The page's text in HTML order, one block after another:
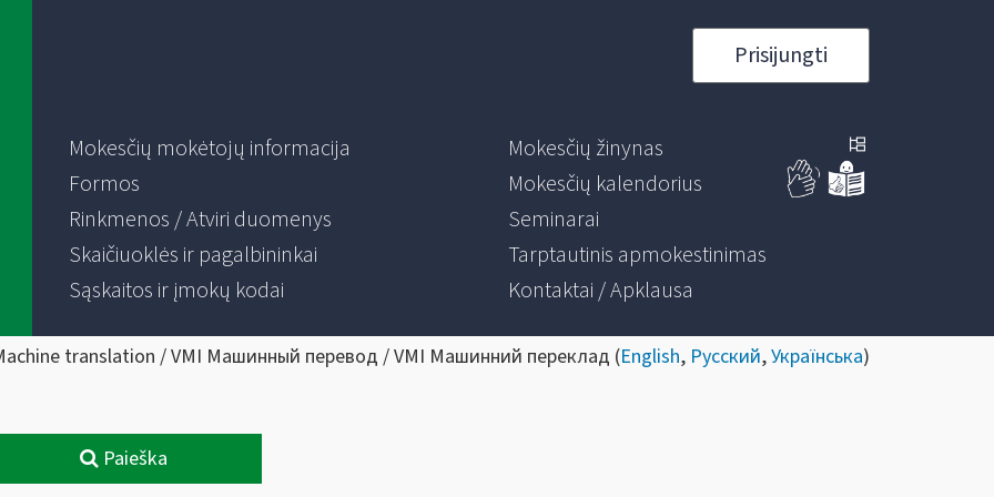
Prisijungti
Mokesčių mokėtojų informacija
Formos
Rinkmenos / Atviri duomenys
Skaičiuoklės ir pagalbininkai
Sąskaitos ir įmokų kodai
Mokesčių žinynas
Mokesčių kalendorius
Seminarai
Tarptautinis apmokestinimas
Kontaktai / Apklausa
translation / VMI Машинный перевод / VMI Машинний переклад (English, Русский,Українська)
Paieška